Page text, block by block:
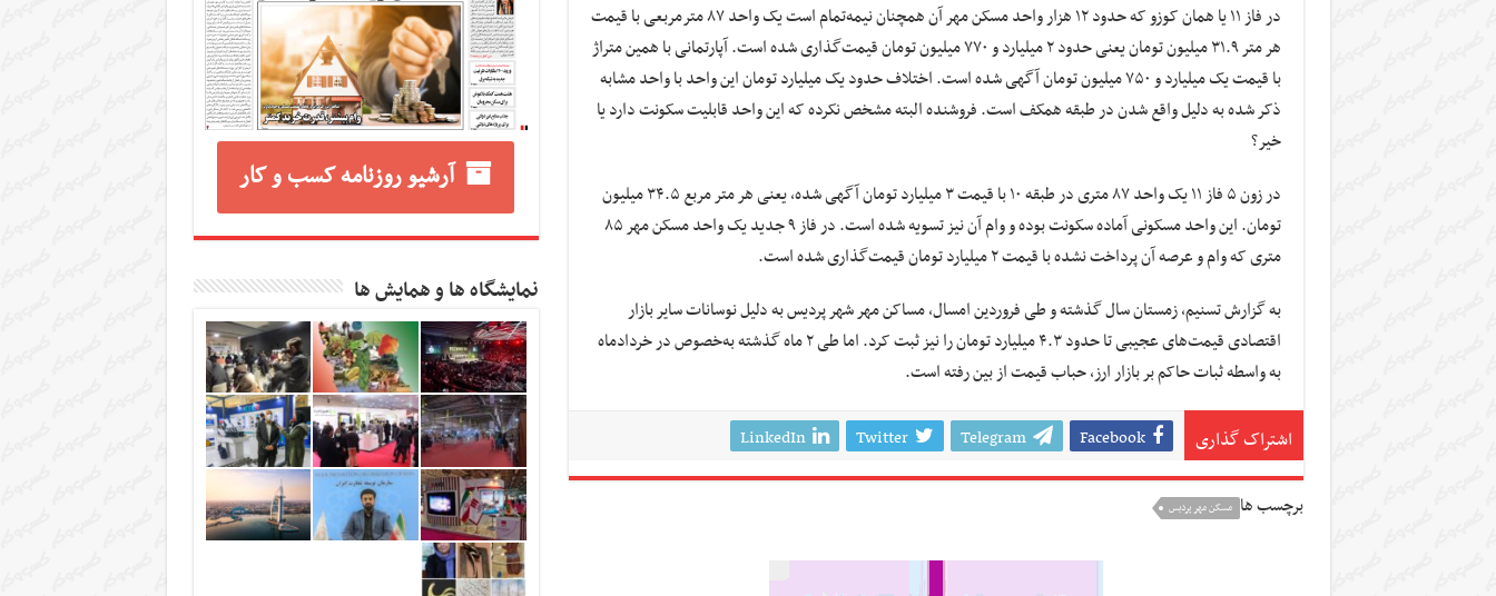
در فاز ۱۱ یا همان کوزو که حدود ۱۲ هزار واحد مسکن مهر آن همچنان نیمه‌تمام است یک واحد ۸۷ مترمربعی با قیمت
هر متر ۳۱.۹ میلیون تومان یعنی حدود ۲ میلیارد و ۷۷۰ میلیون تومان قیمت‌گذاری شده است. آپارتمانی با همین متراژ
با قیمت یک میلیارد و ۷۵۰ میلیون تومان آگهی شده است. اختلاف حدود یک میلیارد تومان این واحد با واحد مشابه
ذکر شده به دلیل واقع شدن در طبقه همکف است. فروشنده البته مشخص نکرده که این واحد قابلیت سکونت دارد یا
خیر؟
در زون ۵ فاز ۱۱ یک واحد ۸۷ متری در طبقه ۱۰ با قیمت ۳ میلیارد تومان آگهی شده، یعنی هر متر مربع ۳۴.۵ میلیون
تومان. این واحد مسکونی آماده سکونت بوده و وام آن نیز تسویه شده است. در فاز ۹ جدید یک واحد مسکن مهر ۸۵
متری که وام و عرصه آن پرداخت نشده با قیمت ۲ میلیارد تومان قیمت‌گذاری شده است.
به گزارش تسنیم، زمستان سال گذشته و طی فروردین امسال، مساکن مهر شهر پردیس به دلیل نوسانات سایر بازار
اقتصادی قیمت‌های عجیبی تا حدود ۴.۳ میلیارد تومان را نیز ثبت کرد. اما طی ۲ ماه گذشته به‌خصوص در خردادماه
به واسطه ثبات حاکم بر بازار ارز، حباب قیمت از بین رفته است.
اشتراک گذاری Facebook
Telegram
Twitter
LinkedIn
برچسب ها مسکن مهر پردیس
آرشیو روزنامه کسب و کار
نمایشگاه ها و همایش ها